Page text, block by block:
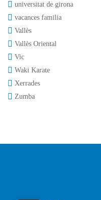
universitat de girona
vacances familia
Vallès
Vallès Oriental
Vic
Waki Karate
Xerrades
Zumba